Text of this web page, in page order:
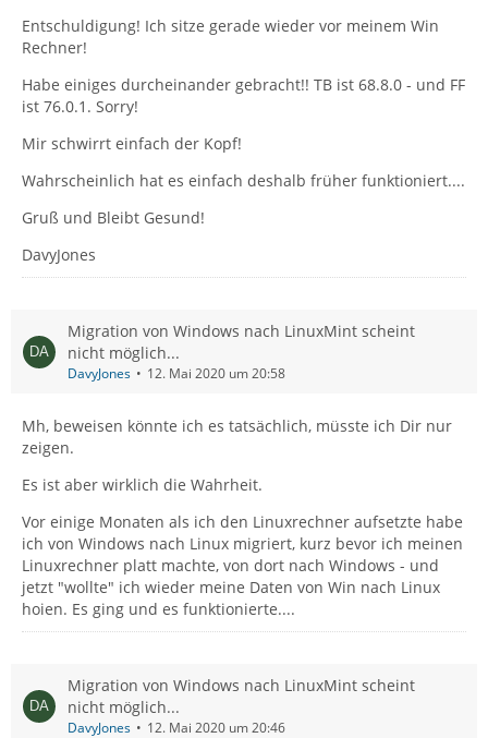
Entschuldigung! Ich sitze gerade wieder vor meinem Win
Rechner!
Habe einiges durcheinander gebracht!! TB ist 68.8.0 - und FF
ist 76.0.1. Sorry!
Mir schwirrt einfach der Kopf!
Wahrscheinlich hat es einfach deshalb früher funktioniert....
Gruß und Bleibt Gesund!
DavyJones
Migration von Windows nach LinuxMint scheint
nicht möglich...
DavyJones 12. Mai 2020 um 20:58
Mh, beweisen könnte ich es tatsächlich, müsste ich Dir nur
zeigen.
Es ist aber wirklich die Wahrheit.
Vor einige Monaten als ich den Linuxrechner aufsetzte habe
ich von Windows nach Linux migriert, kurz bevor ich meinen
Linuxrechner platt machte, von dort nach Windows - und
jetzt "wollte" ich wieder meine Daten von Win nach Linux
hoien. Es ging und es funktionierte....
Migration von Windows nach LinuxMint scheint
nicht möglich...
DavyJones 12. Mai 2020 um 20:46